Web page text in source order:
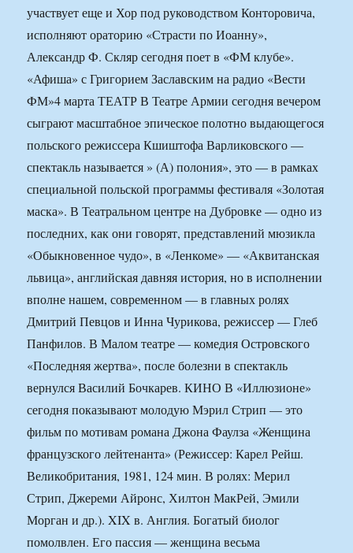
участвует еще и Хор под руководством Конторовича,
исполняют ораторию «Страсти по Иоанну»,
Александр Ф. Скляр сегодня поет в «ФМ клубе».
«Афиша» с Григорием Заславским на радио «Вести
ФМ»4 марта ТЕАТР В Театре Армии сегодня вечером
сыграют масштабное эпическое полотно выдающегося
польского режиссера Кшиштофа Варликовского —
спектакль называется » (А) полония», это — в рамках
специальной польской программы фестиваля «Золотая
маска». В Театральном центре на Дубровке — одно из
последних, как они говорят, представлений мюзикла
«Обыкновенное чудо», в «Ленкоме» — «Аквитанская
львица», английская давняя история, но в исполнении
вполне нашем, современном — в главных ролях
Дмитрий Певцов и Инна Чурикова, режиссер — Глеб
Панфилов. В Малом театре — комедия Островского
«Последняя жертва», после болезни в спектакль
вернулся Василий Бочкарев. КИНО В «Иллюзионе»
сегодня показывают молодую Мэрил Стрип — это
фильм по мотивам романа Джона Фаулза «Женщина
французского лейтенанта» (Режиссер: Карел Рейш.
Великобритания, 1981, 124 мин. В ролях: Мерил
Стрип, Джереми Айронс, Хилтон МакРей, Эмили
Морган и др.). XIX в. Англия. Богатый биолог
помолвлен. Его пассия — женщина весьма